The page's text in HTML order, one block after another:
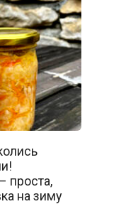
проста,
на зиму